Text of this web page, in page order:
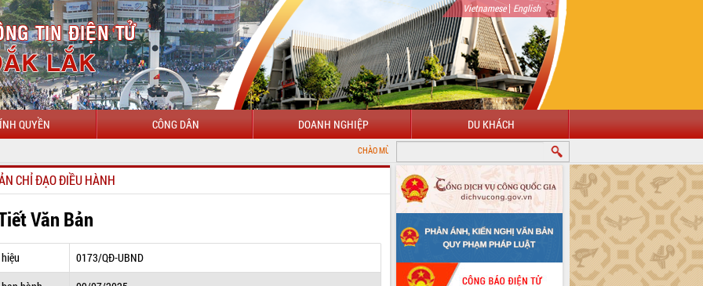
Vietnamese| English
QUYỀN CÔNG DÂN DOANH NGHIỆP DU KHÁCH
CHÀO MỪNG ĐẾN VỚI CỔNG THÔNG TIN ĐIỆN TỬ TỈNH ĐẮK LẮK
CHỈ ĐẠO ĐIỀU HÀNH
Văn Bản
0173/QĐ-UBND